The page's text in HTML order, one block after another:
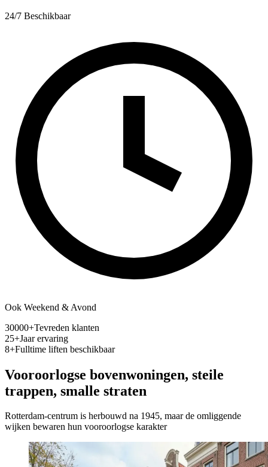
24/7 Beschikbaar
Ook Weekend & Avond
30000+Tevreden klanten
25+Jaar ervaring
8+Fulltime liften beschikbaar
Vooroorlogse bovenwoningen, steile
trappen, smalle straten
Rotterdam-centrum is herbouwd na 1945, maar de omliggende
wijken bewaren hun vooroorlogse karakter